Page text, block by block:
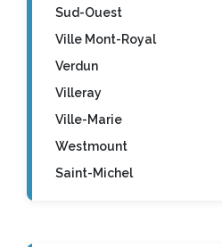
Sud-Ouest
Ville Mont-Royal
Verdun
Villeray
Ville-Marie
Westmount
Saint-Michel